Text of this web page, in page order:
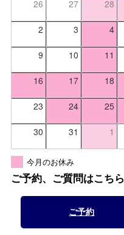
26 27 28
2 3 4
9 10 11
16 17 18
23 24 25
30 31 1
今月のお休み
ご予約、ご質問はこちら
ご予約